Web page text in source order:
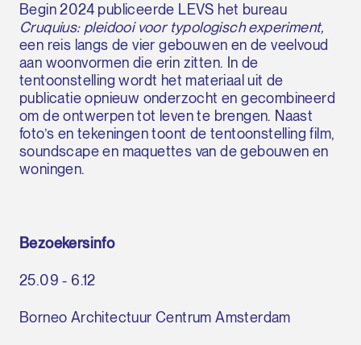
Begin 2024 publiceerde LEVS het bureau
Cruquius: pleidooi voor typologisch experiment,
een reis langs de vier gebouwen en de veelvoud
aan woonvormen die erin zitten. In de
tentoonstelling wordt het materiaal uit de
publicatie opnieuw onderzocht en gecombineerd
om de ontwerpen tot leven te brengen. Naast
foto’s en tekeningen toont de tentoonstelling film,
soundscape en maquettes van de gebouwen en
woningen.
Bezoekersinfo
25.09 - 6.12
Borneo Architectuur Centrum Amsterdam